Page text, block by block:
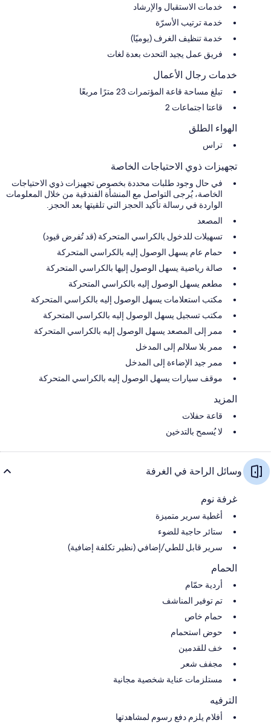
خدمات الاستقبال والإرشاد
خدمة ترتيب الأسرّة
خدمة تنظيف الغرف (يوميًا)
فريق عمل يجيد التحدث بعدة لغات
خدمات رجال الأعمال
تبلغ مساحة قاعة المؤتمرات 23 مترًا مربعًا
قاعتا اجتماعات 2
الهواء الطلق
تراس
تجهيزات ذوي الاحتياجات الخاصة
في حال وجود طلبات محددة بخصوص تجهيزات ذوي الاحتياجات
الخاصة، يُرجى التواصل مع المنشأة الفندقية من خلال المعلومات
الواردة في رسالة تأكيد الحجز التي تلقيتها بعد الحجز.
المصعد
تسهيلات للدخول بالكراسي المتحركة (قد تُفرض قيود)
حمام عام يسهل الوصول إليه بالكراسي المتحركة
صالة رياضية يسهل الوصول إليها بالكراسي المتحركة
مطعم يسهل الوصول إليه بالكراسي المتحركة
مكتب استعلامات يسهل الوصول إليه بالكراسي المتحركة
مكتب تسجيل يسهل الوصول إليه بالكراسي المتحركة
ممر إلى المصعد يسهل الوصول إليه بالكراسي المتحركة
ممر بلا سلالم إلى المدخل
ممر جيد الإضاءة إلى المدخل
موقف سيارات يسهل الوصول إليه بالكراسي المتحركة
المزيد
قاعة حفلات
لا يُسمح بالتدخين
وسائل الراحة في الغرفة
غرفة نوم
أغطية سرير متميزة
ستائر حاجبة للضوء
سرير قابل للطي/إضافي (نظير تكلفة إضافية)
الحمام
أردية حمّام
تم توفير المناشف
حمام خاص
حوض استحمام
خف للقدمين
مجفف شعر
مستلزمات عناية شخصية مجانية
الترفيه
أفلام يلزم دفع رسوم لمشاهدتها